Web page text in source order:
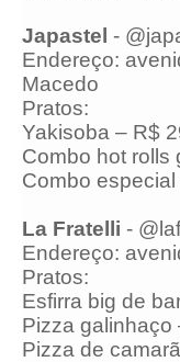
Japastel -
Endereço:
Macedo
Pratos:
Yakisoba – R$
Combo hot rolls
Combo
La Fratelli -
Endereço:
Pratos:
Esfirra big de
Pizza galinhaço
Pizza de